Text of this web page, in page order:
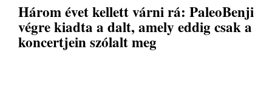
Három évet kellett várni rá: PaleoBenji
végre kiadta a dalt, amely eddig csak a
koncertjein szólalt meg